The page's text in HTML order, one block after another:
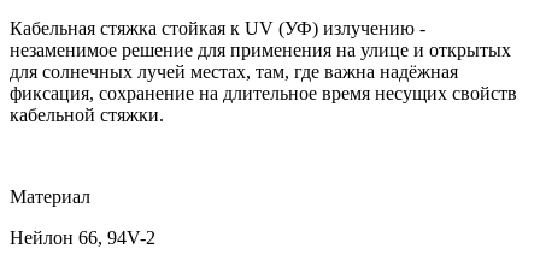
Кабельная стяжка стойкая к UV (УФ) излучению -
незаменимое решение для применения на улице и открытых
для солнечных лучей местах, там, где важна надёжная
фиксация, сохранение на длительное время несущих свойств
кабельной стяжки.
Материал
Нейлон 66, 94V-2